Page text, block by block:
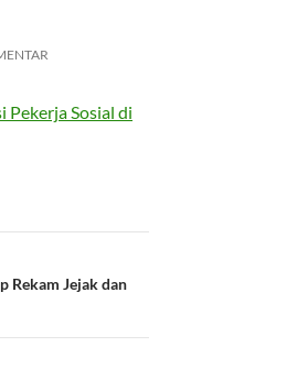
Pekerja Sosial di
Rekam Jejak dan